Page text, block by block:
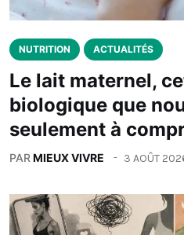
NUTRITION ACTUALITÉS
Le lait maternel,
biologique que
seulement à
PARMIEUX VIVRE 3 AOÛT